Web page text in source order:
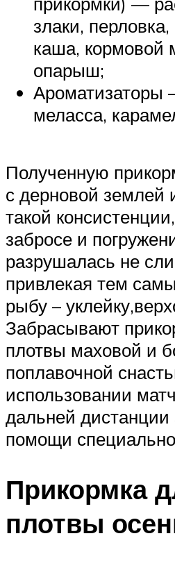
злаки, перловка,
каша, кормовой
опарыш;
Ароматизаторы
меласса,
Полученную
с дерновой землей
такой
забросе и
разрушалась не
привлекая тем
рыбу –
Забрасывают
плотвы маховой и
поплавочной
использовании
дальней дистанции
помощи
Прикормка
плотвы